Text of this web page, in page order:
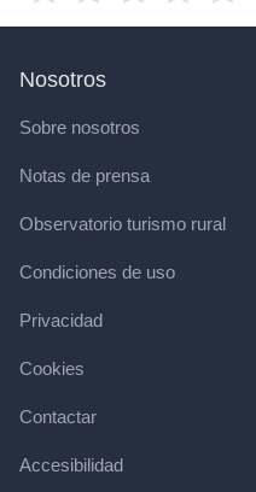
Nosotros
Sobre nosotros
Notas de prensa
Observatorio turismo rural
Condiciones de uso
Privacidad
Cookies
Contactar
Accesibilidad